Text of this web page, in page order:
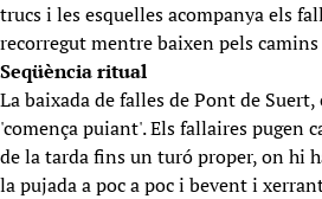
trucs i les esquelles acompanya els
recorregut mentre baixen pels
Seqüència ritual
La baixada de falles de Pont de
'comença puiant'. Els fallaires pugen
de la tarda fins un turó proper, on hi
la pujada a poc a poc i bevent i